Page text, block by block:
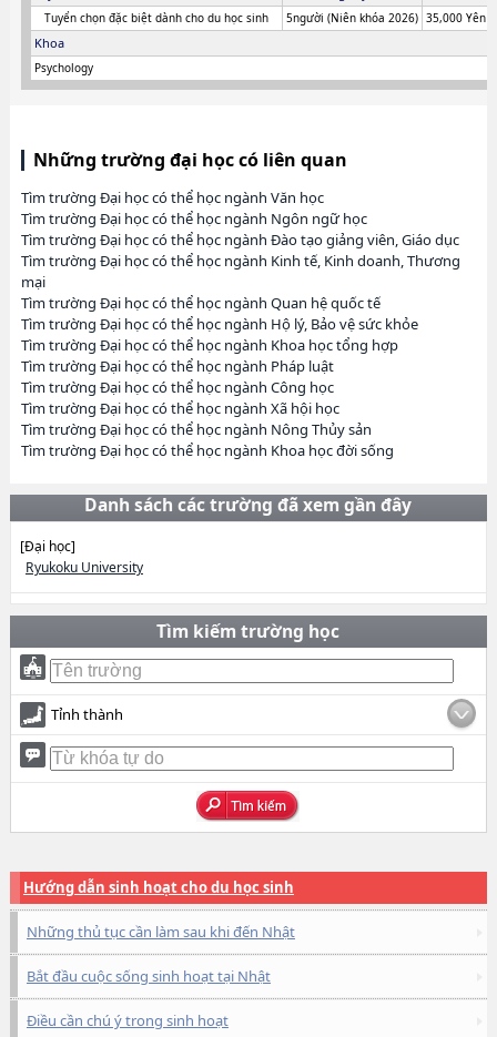
Tuyển chọn đặc biệt dành cho du học sinh 5người (Niên khóa 2026) 35,000 Yên
Khoa
Psychology
Những trường đại học có liên quan
Tìm trường Đại học có thể học ngành Văn học
Tìm trường Đại học có thể học ngành Ngôn ngữ học
Tìm trường Đại học có thể học ngành Đào tạo giảng viên, Giáo dục
Tìm trường Đại học có thể học ngành Kinh tế, Kinh doanh, Thương
mại
Tìm trường Đại học có thể học ngành Quan hệ quốc tế
Tìm trường Đại học có thể học ngành Hộ lý, Bảo vệ sức khỏe
Tìm trường Đại học có thể học ngành Khoa học tổng hợp
Tìm trường Đại học có thể học ngành Pháp luật
Tìm trường Đại học có thể học ngành Công học
Tìm trường Đại học có thể học ngành Xã hội học
Tìm trường Đại học có thể học ngành Nông Thủy sản
Tìm trường Đại học có thể học ngành Khoa học đời sống
Danh sách các trường đã xem gần đây
[Đại học]
Ryukoku University
Tìm kiếm trường học
Tỉnh thành
Hướng dẫn sinh hoạt cho du học sinh
Những thủ tục cần làm sau khi đến Nhật
Bắt đầu cuộc sống sinh hoạt tại Nhật
Điều cần chú ý trong sinh hoạt